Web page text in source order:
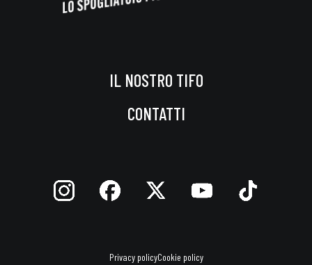
IL NOSTRO TIFO
CONTATTI
Privacy policyCookie policy